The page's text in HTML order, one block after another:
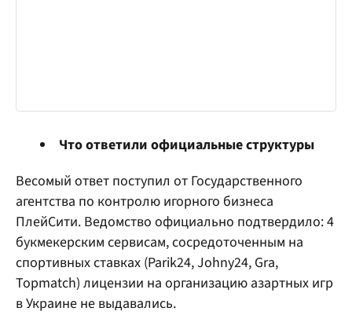
Что ответили официальные структуры
Весомый ответ поступил от Государственного
агентства по контролю игорного бизнеса
ПлейСити. Ведомство официально подтвердило: 4
букмекерским сервисам, сосредоточенным на
спортивных ставках (Parik24, Johny24, Gra,
Topmatch) лицензии на организацию азартных игр
в Украине не выдавались.